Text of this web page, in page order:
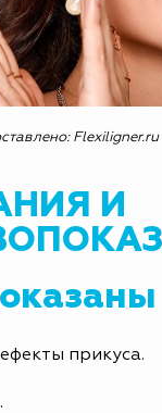
Flexiligner.ru
И
прикуса.